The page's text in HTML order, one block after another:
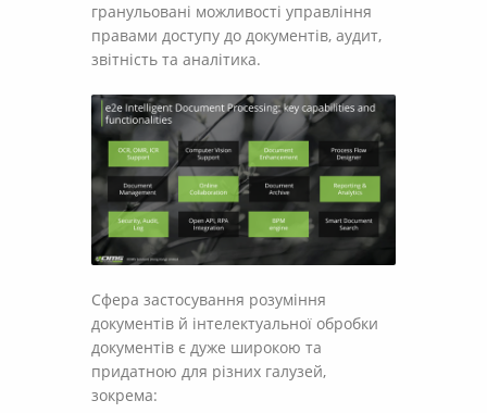
гранульовані можливості управління
правами доступу до документів, аудит,
звітність та аналітика.
Сфера застосування розуміння
документів й інтелектуальної обробки
документів є дуже широкою та
придатною для різних галузей,
зокрема: